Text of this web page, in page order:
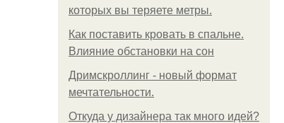
которых вы теряете метры.
Как поставить кровать в спальне.
Влияние обстановки на сон
Дримскроллинг - новый формат
мечтательности.
Откуда у дизайнера так много идей?